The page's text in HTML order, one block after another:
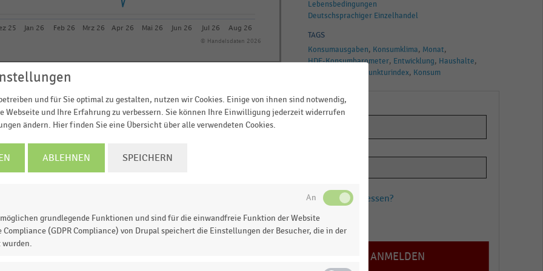
25 Jan 26 Feb 26 Mrz 26 Apr 26 Mai 26 Jun 26 Jul 26 Aug 26
© Handelsdaten 2026
, das die Verbraucherstimmung in
bis August 2026. ImAugust 2026hält die positive
an. Der Index sinkt geringfügig um 0,59 Punkte
Statistik? Jetzt einloggen oderinformieren
Lebensbedingungen
Deutschsprachiger Einzelhandel
TAGS
Konsumausgaben Konsumklima Monat
HDE-Konsumbarometer Entwicklung Haushalte
HDE-Handelskonjunkturindex Konsum
Passwort vergessen?
Registrieren
und für Sie optimal zu gestalten, nutzen wir Cookies. Einige von ihnen sind notwendig,
Webseite und Ihre Erfahrung zu verbessern. Sie können Ihre Einwilligung jederzeit widerrufen
ändern. Hier finden Sie eine Übersicht über alle verwendeten Cookies.
ABLEHNEN SPEICHERN
grundlegende Funktionen und sind für die einwandfreie Funktion der Website
(GDPR Compliance) von Drupal speichert die Einstellungen der Besucher, die in der
wurden.